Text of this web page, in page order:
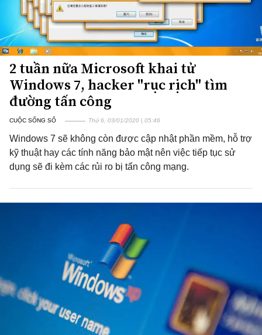
2 tuần nữa Microsoft khai tử
Windows 7, hacker "rục rịch" tìm
đường tấn công
CUỘC SỐNG SỐ Thứ 6, 03/01/2020 | 05:46
Windows 7 sẽ không còn được cập nhật phần mềm, hỗ trợ
kỹ thuật hay các tính năng bảo mật nên việc tiếp tục sử
dụng sẽ đi kèm các rủi ro bị tấn công mạng.